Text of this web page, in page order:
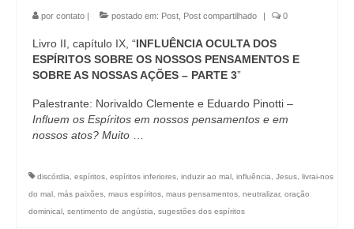
por contato | postado em: Post Post compartilhado | 0
Livro II, capítulo IX, “INFLUÊNCIA OCULTA DOS
ESPÍRITOS SOBRE OS NOSSOS PENSAMENTOS E
SOBRE AS NOSSAS AÇÕES – PARTE 3”
Palestrante: Norivaldo Clemente e Eduardo Pinotti –
Influem os Espíritos em nossos pensamentos e em
nossos atos? Muito
discórdia espíritos espíritos inferiores induzir ao mal influência Jesus livrai-nos
do mal más paixões maus espíritos maus pensamentos neutralizar, oração
dominical sentimento de angústia sugestões dos espíritos